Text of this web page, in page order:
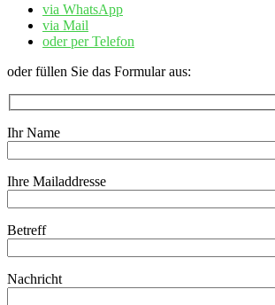
via WhatsApp
via Mail
oder per Telefon
oder füllen Sie das Formular aus:
Ihr Name
Ihre Mailaddresse
Betreff
Nachricht